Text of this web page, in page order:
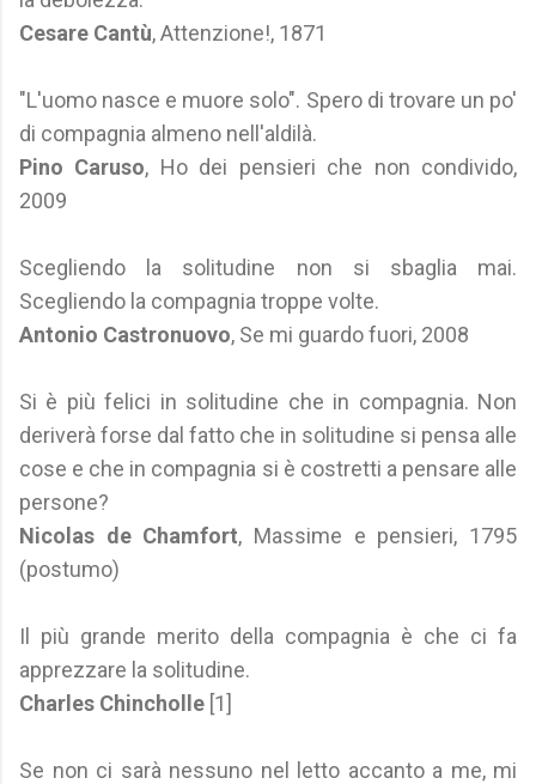
Cesare Cantù, Attenzione!, 1871
"L'uomo nasce e muore solo". Spero di trovare un po'
di compagnia almeno nell'aldilà.
Pino Caruso, Ho dei pensieri che non condivido,
2009
Scegliendo la solitudine non si sbaglia mai.
Scegliendo la compagnia troppe volte.
Antonio Castronuovo, Se mi guardo fuori, 2008
Si è più felici in solitudine che in compagnia. Non
deriverà forse dal fatto che in solitudine si pensa alle
cose e che in compagnia si è costretti a pensare alle
persone?
Nicolas de Chamfort, Massime e pensieri, 1795
(postumo)
Il più grande merito della compagnia è che ci fa
apprezzare la solitudine.
Charles Chincholle [1]
Se non ci sarà nessuno nel letto accanto a me, mi